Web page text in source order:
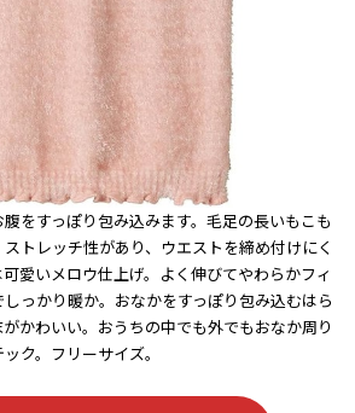
をすっぽり包み込みます。毛足の長いもこも
トレッチ性があり、ウエストを締め付けにく
愛いメロウ仕上げ。よく伸びてやわらかフィ
っかり暖か。おなかをすっぽり包み込むはら
かわいい。おうちの中でも外でもおなか周り
ク。フリーサイズ。